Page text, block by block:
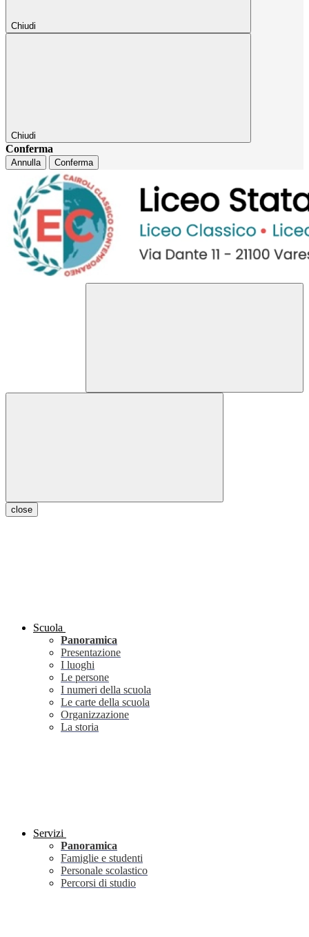
Chiudi
Chiudi
Conferma
Annulla Conferma
close
Scuola
Panoramica
Presentazione
I luoghi
Le persone
I numeri della scuola
Le carte della scuola
Organizzazione
La storia
Servizi
Panoramica
Famiglie e studenti
Personale scolastico
Percorsi di studio